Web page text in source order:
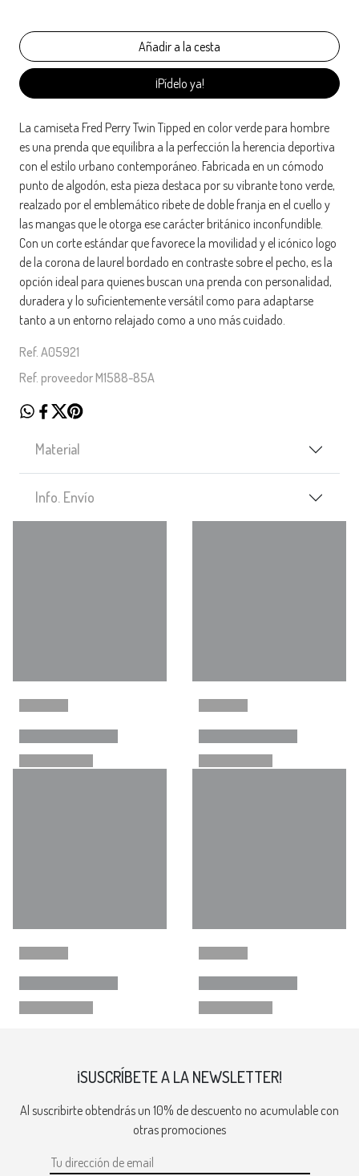
¡Pídelo ya!
La camiseta Fred Perry Twin Tipped en color verde para hombre
es una prenda que equilibra a la perfección la herencia deportiva
con el estilo urbano contemporáneo. Fabricada en un cómodo
punto de algodón, esta pieza destaca por su vibrante tono verde,
realzado por el emblemático ribete de doble franja en el cuello y
las mangas que le otorga ese carácter británico inconfundible.
Con un corte estándar que favorece la movilidad y el icónico logo
de la corona de laurel bordado en contraste sobre el pecho, es la
opción ideal para quienes buscan una prenda con personalidad,
duradera y lo suficientemente versátil como para adaptarse
tanto a un entorno relajado como a uno más cuidado.
Ref. A05921
Ref. proveedor M1588-85A
Material
Info. Envío
¡SUSCRÍBETE A LA NEWSLETTER!
Al suscribirte obtendrás un 10% de descuento no acumulable con
otras promociones